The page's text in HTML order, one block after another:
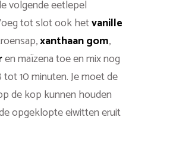
volgende eetlepel
tot slot ook hetvanille
xanthaan gom,
en maïzena toe en mix nog
10 minuten. Je moet de
de kop kunnen houden
opgeklopte eiwitten eruit